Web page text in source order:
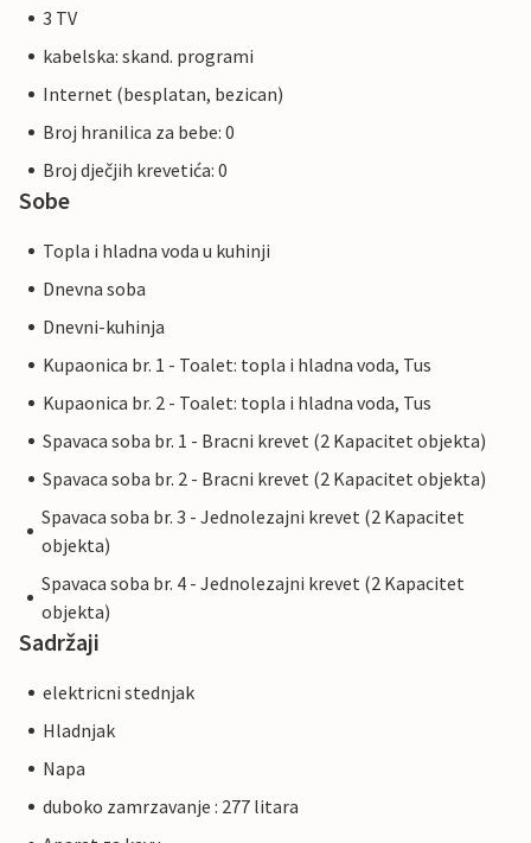
3 TV
kabelska: skand. programi
Internet (besplatan, bezican)
Broj hranilica za bebe: 0
Broj dječjih krevetića: 0
Sobe
Topla i hladna voda u kuhinji
Dnevna soba
Dnevni-kuhinja
Kupaonica br. 1 - Toalet: topla i hladna voda, Tus
Kupaonica br. 2 - Toalet: topla i hladna voda, Tus
Spavaca soba br. 1 - Bracni krevet (2 Kapacitet objekta)
Spavaca soba br. 2 - Bracni krevet (2 Kapacitet objekta)
Spavaca soba br. 3 - Jednolezajni krevet (2 Kapacitet
objekta)
Spavaca soba br. 4 - Jednolezajni krevet (2 Kapacitet
objekta)
Sadržaji
elektricni stednjak
Hladnjak
Napa
duboko zamrzavanje : 277 litara